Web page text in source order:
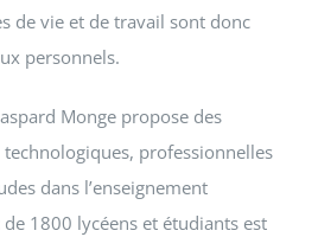
de vie et de travail sont donc
personnels.
Monge propose des
professionnelles
dans l’enseignement
1800 lycéens et étudiants est